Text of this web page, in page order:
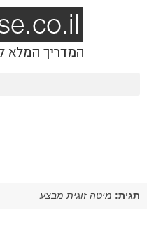
תגית: מיטה זוגית מבצע